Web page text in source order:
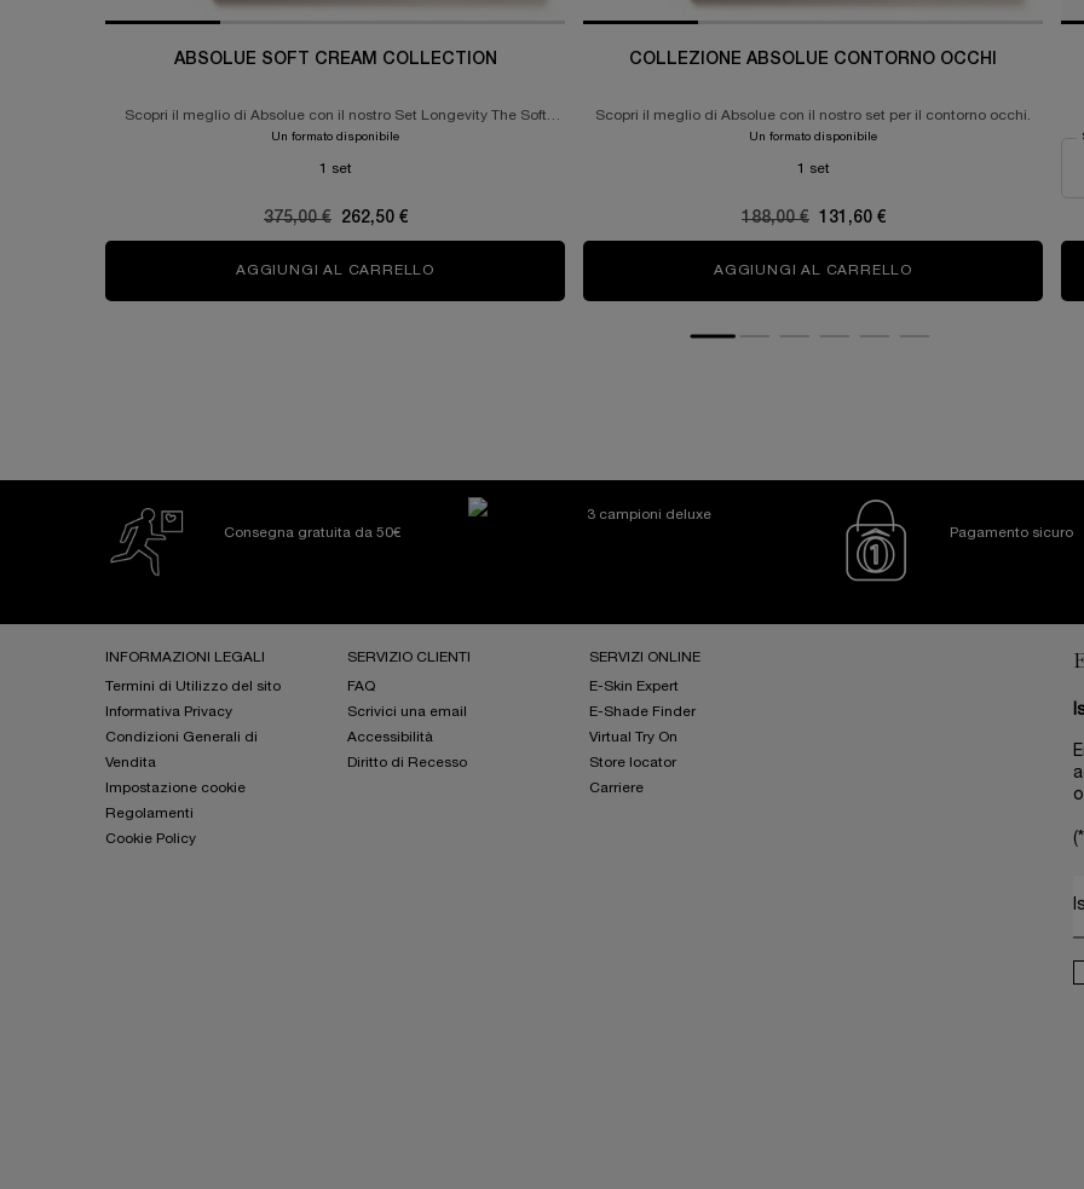
ABSOLUE SOFT CREAM COLLECTION
Scopri il meglio di Absolue con il nostro Set Longevity The Soft
Cream
Un formato disponibile
1 set
Old price
375,00 € New price
262,50 €
AGGIUNGI AL CARRELLO ABSOLUE SOFT CREAM COLLECTION
COLLEZIONE ABSOLUE CONTORNO OCCHI
Scopri il meglio di Absolue con il nostro set per il contorno occhi.
Un formato disponibile
1 set
Old price
188,00 € New price
131,60 €
AGGIUNGI AL CARRELLO COLLEZIONE
Consegna gratuita da 50€
3 campioni deluxe
Pagamento sicuro
INFORMAZIONI LEGALI
Termini di Utilizzo del sito
Informativa Privacy
Condizioni Generali di
Vendita
Impostazione cookie
Regolamenti
Cookie Policy
SERVIZIO CLIENTI
FAQ
Scrivici una email
Accessibilità
Diritto di Recesso
SERVIZI ONLINE
E-Skin Expert
E-Shade Finder
Virtual Try On
Store locator
Carriere